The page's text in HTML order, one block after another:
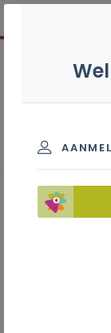
graad
Download